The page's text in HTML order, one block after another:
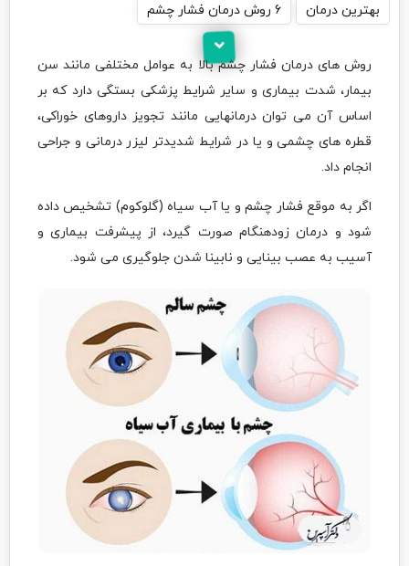
بهترین درمان 6 روش درمان فشار چشم
روش های درمان فشار چشم بالا به عوامل مختلفی مانند سن
بیمار، شدت بیماری و سایر شرایط پزشکی بستگی دارد که بر
اساس آن می توان درمانهایی مانند تجویز داروهای خوراکی،
قطره های چشمی و یا در شرایط شدیدتر لیزر درمانی و جراحی
انجام داد.
اگر به موقع فشار چشم و یا آب سیاه (گلوکوم) تشخیص داده
شود و درمان زودهنگام صورت گیرد، از پیشرفت بیماری و
آسیب به عصب بینایی و نابینا شدن جلوگیری می شود.